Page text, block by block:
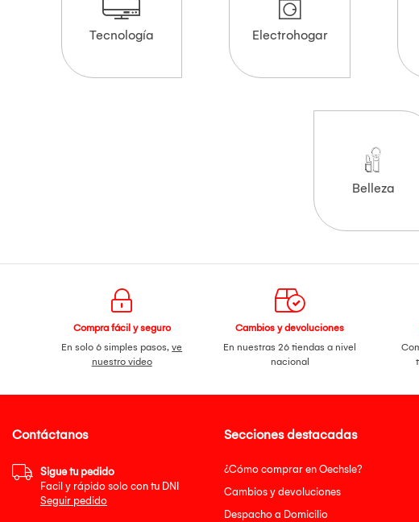
Tecnología Electrohogar
Belleza
Compra fácil y seguro
En solo 6 simples pasos,ve
nuestro video
Cambios y devoluciones
En nuestras 26 tiendas a nivel
nacional
Secciones destacadas
¿Cómo comprar en Oechsle?
Cambios y devoluciones
Despacho a Domicilio
Contáctanos
Sigue tu pedido
Facil y rápido solo con tu DNI
Seguir pedido